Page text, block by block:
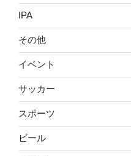
IPA
その他
イベント
サッカー
スポーツ
ビール